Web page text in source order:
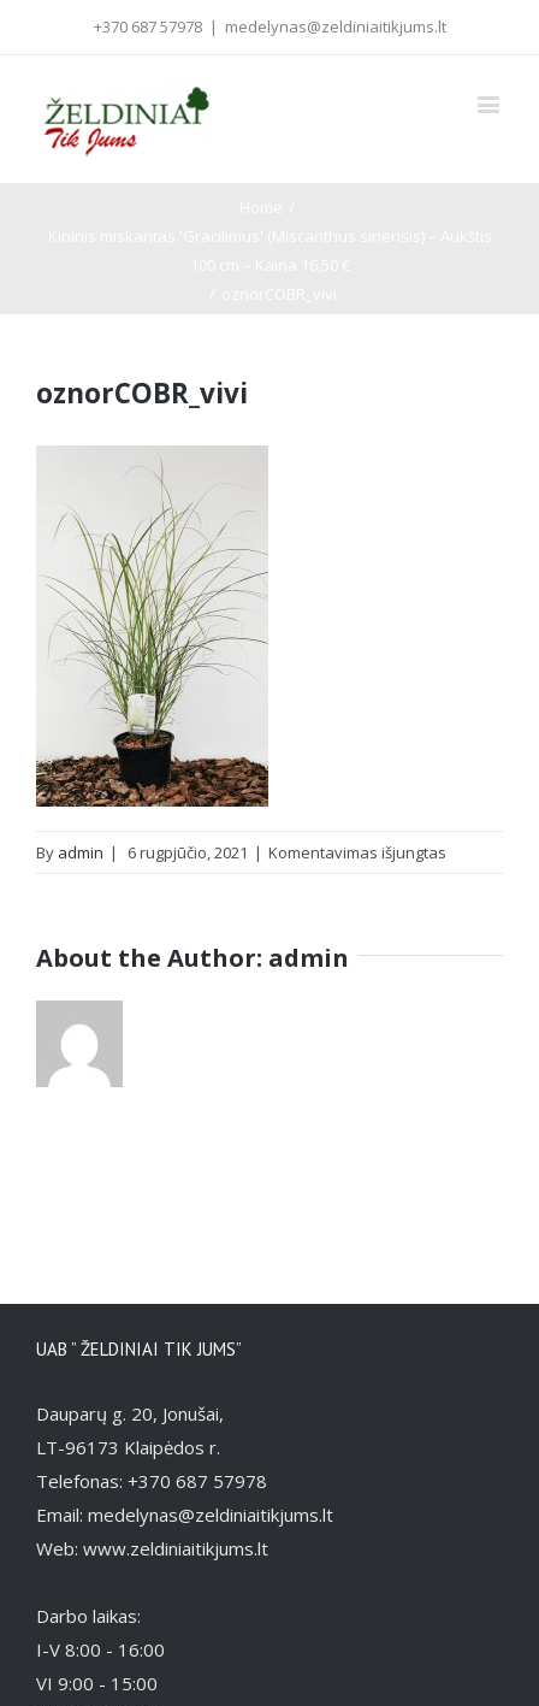
+370 687 57978 | medelynas@zeldiniaitikjums.lt
oznorCOBR_vivi
By admin | 6 rugpjūčio, 2021 | Komentavimas išjungtas
About the Author: admin
UAB ” ŽELDINIAI TIK JUMS”
Dauparų g. 20, Jonušai,
LT-96173 Klaipėdos r.
Telefonas: +370 687 57978
Email: medelynas@zeldiniaitikjums.lt
Web: www.zeldiniaitikjums.lt
Darbo laikas:
I-V 8:00 - 16:00
VI 9:00 - 15:00